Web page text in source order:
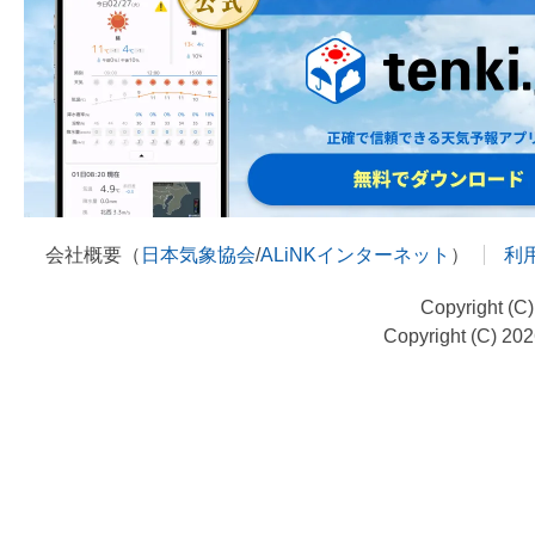
会社概要（ 日本気象協会/ALiNKインターネット ） 利
Copyright
Copyright (C)